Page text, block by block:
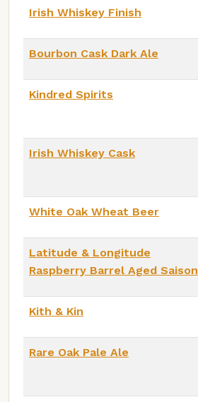
Irish Whiskey Finish
Bourbon Cask Dark Ale
Kindred Spirits
Irish Whiskey Cask
White Oak Wheat Beer
Latitude & Longitude
Raspberry Barrel Aged Saison
Kith & Kin
Rare Oak Pale Ale